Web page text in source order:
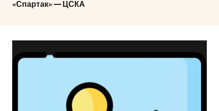
«Спартак» — ЦСКА